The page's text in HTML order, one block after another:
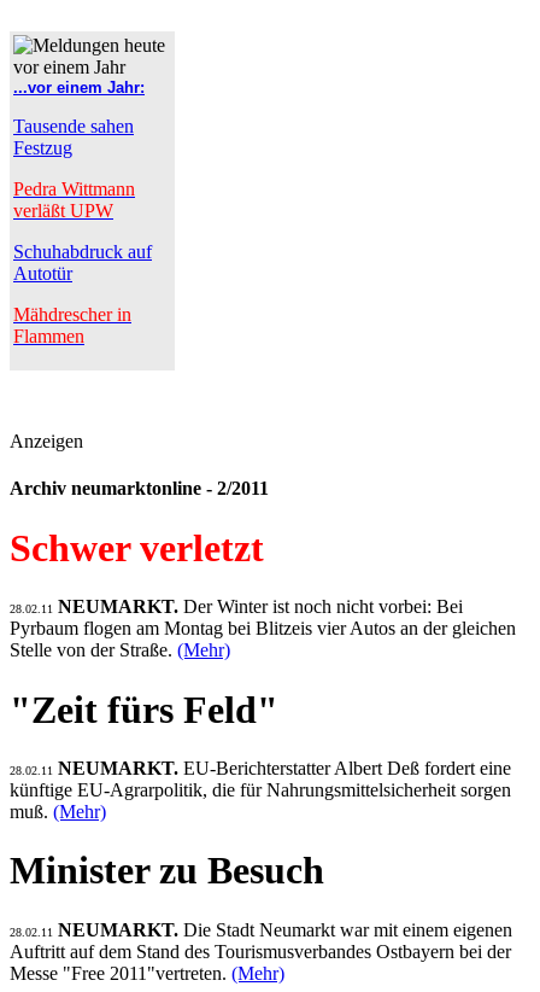
...vor einem Jahr:
Tausende sahen
Festzug
Pedra Wittmann
verläßt UPW
Schuhabdruck auf
Autotür
Mähdrescher in
Flammen
Anzeigen
Archiv neumarktonline - 2/2011
Schwer verletzt
28.02.11 NEUMARKT. Der Winter ist noch nicht vorbei: Bei
Pyrbaum flogen am Montag bei Blitzeis vier Autos an der gleichen
Stelle von der Straße. (Mehr)
"Zeit fürs Feld"
28.02.11 NEUMARKT. EU-Berichterstatter Albert Deß fordert eine
künftige EU-Agrarpolitik, die für Nahrungsmittelsicherheit sorgen
muß. (Mehr)
Minister zu Besuch
28.02.11 NEUMARKT. Die Stadt Neumarkt war mit einem eigenen
Auftritt auf dem Stand des Tourismusverbandes Ostbayern bei der
Messe "Free 2011"vertreten. (Mehr)